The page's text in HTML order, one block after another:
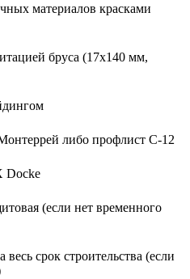
материалов красками
бруса (17х140 мм,
либо профлист С-12
Docke
(если нет временного
весь срок строительства (если